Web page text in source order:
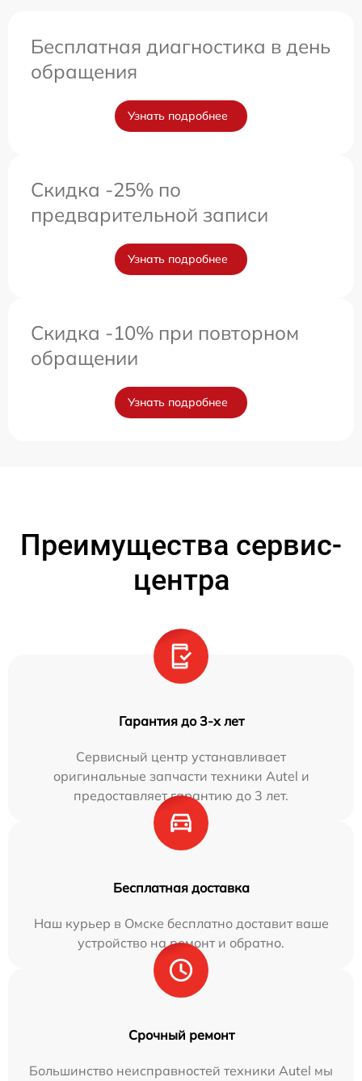
Бесплатная диагностика в день
обращения
Узнать подробнее
Скидка -25% по
предварительной записи
Узнать подробнее
Скидка -10% при повторном
обращении
Узнать подробнее
Преимущества сервис-
центра
Гарантия до 3-х лет
Сервисный центр устанавливает
оригинальные запчасти техники Autel и
предоставляет гарантию до 3 лет.
Бесплатная доставка
Наш курьер в Омске бесплатно доставит ваше
устройство на ремонт и обратно.
Срочный ремонт
Большинство неисправностей техники Autel мы